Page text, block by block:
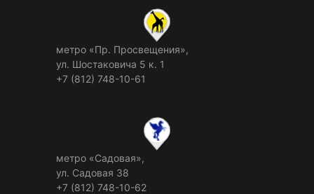
метро «Пр. Просвещения»,
ул. Шостаковича 5 к. 1
+7 (812) 748-10-61
метро «Садовая»,
ул. Садовая 38
+7 (812) 748-10-62